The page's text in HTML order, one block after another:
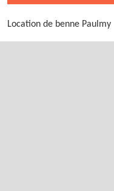
Location de benne Paulmy